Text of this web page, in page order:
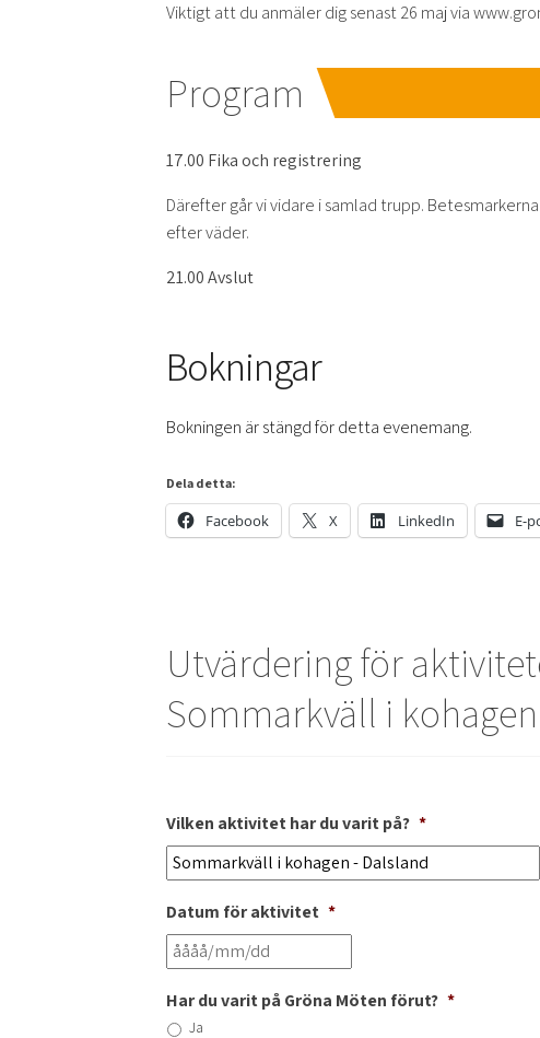
Viktigt att du anmäler dig senast 26 maj via
Program
17.00 Fika och registrering
Därefter går vi vidare i samlad trupp.
efter väder.
21.00 Avslut
Bokningar
Bokningen är stängd för detta evenemang.
Dela detta:
Facebook X LinkedIn E-
Utvärdering för
Sommarkväll i
Vilken aktivitet har du varit på? *
Datum för aktivitet *
Har du varit på Gröna Möten förut? *
Ja